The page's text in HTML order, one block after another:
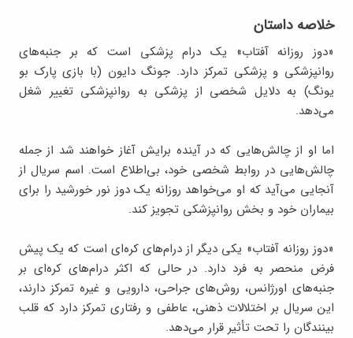
خلاصه داستان
«دوز روزانه آفتاب» یک درام پزشکی است که بر جنبه‌های
روانپزشکی و پزشکی تمرکز دارد. جونگ دایون (با بازی پارک بو
یونگ) به دلایل شخصی از پزشکی به روانپزشکی تغییر شغل
می‌دهد.
اما او از چالش‌هایی که در آینده برایش آغاز خواهند شد از جمله
چالش‌هایی در روابط شخصی خود، بی‌اطلاع است. اسم سریال از
آنجایی می‌آید که او می‌خواهد روزانه یک دوز نور خورشید را برای
بیماران خود و بخش روانپزشکی تجویز کند.
«دوز روزانه آفتاب» یکی دیگر از درام‌های کره‌ای است که یک پیش
فرض منحصر به فرد دارد. در حالی که اکثر درام‌های کره‌ای بر
جنبه‌های اورژانس، روش‌های جراحی، دارویی و غیره تمرکز دارند،
این سریال بر اختلالات ذهنی، عاطفی و رفتاری تمرکز دارد که قلب
بینندگان را تحت تأثیر قرار می‌دهد.